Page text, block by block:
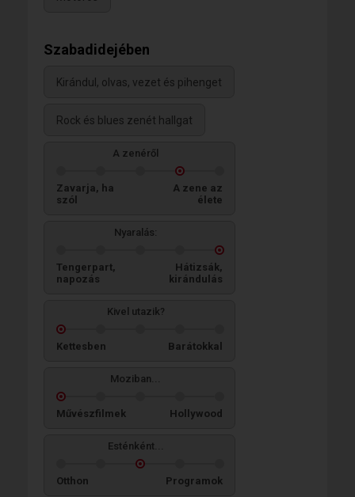
Szabadidejében
Kirándul, olvas, vezet és pihenget
Rock és blues zenét hallgat
A zenéről
Zavarja, ha
szól
A zene az
élete
Nyaralás:
Tengerpart,
napozás
Hátizsák,
kirándulás
Kivel utazik?
Kettesben Barátokkal
Moziban...
Művészfilmek Hollywood
Esténként...
Otthon Programok